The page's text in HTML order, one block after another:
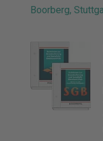
Boorberg,